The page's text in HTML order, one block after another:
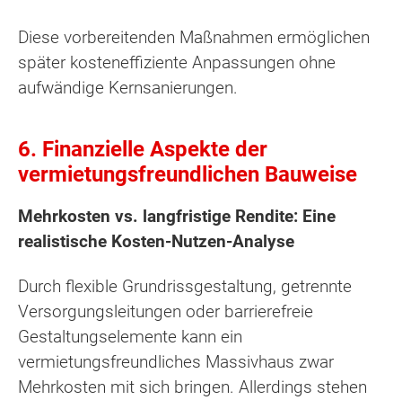
Diese vorbereitenden Maßnahmen ermöglichen
später kosteneffiziente Anpassungen ohne
aufwändige Kernsanierungen.
6. Finanzielle Aspekte der
vermietungsfreundlichen Bauweise
Mehrkosten vs. langfristige Rendite: Eine
realistische Kosten-Nutzen-Analyse
Durch flexible Grundrissgestaltung, getrennte
Versorgungsleitungen oder barrierefreie
Gestaltungselemente kann ein
vermietungsfreundliches Massivhaus zwar
Mehrkosten mit sich bringen. Allerdings stehen